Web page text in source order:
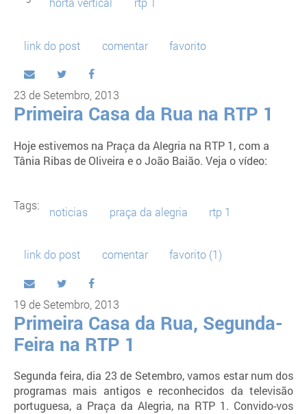
horta vertical rtp 1
link do post comentar favorito
23 de Setembro, 2013
Primeira Casa da Rua na RTP 1
Hoje estivemos na Praça da Alegria na RTP 1, com a
Tânia Ribas de Oliveira e o João Baião. Veja ovídeo:
Tags:
noticias praça da alegria rtp 1
link do post comentar favorito (1)
19 de Setembro, 2013
Primeira Casa da Rua, Segunda-
Feira na RTP 1
Segunda feira, dia 23 de Setembro, vamos estar num dos
programas mais antigos e reconhecidos da televisão
portuguesa, a Praça da Alegria, na RTP 1. Convido-vos